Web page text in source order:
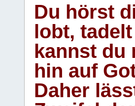
Du hörst
lobt,
kannst du
hin auf
Daher